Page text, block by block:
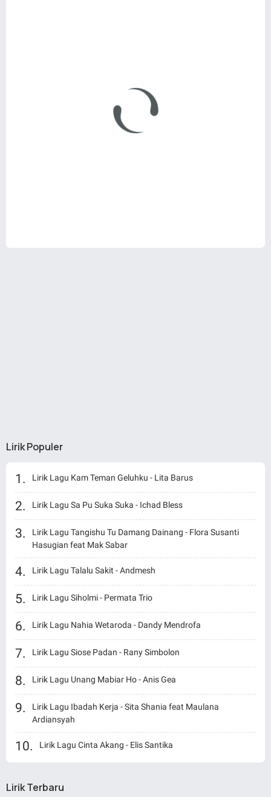
Lirik Populer
Lirik Lagu Kam Teman Geluhku - Lita Barus
Lirik Lagu Sa Pu Suka Suka - Ichad Bless
Lirik Lagu Tangishu Tu Damang Dainang - Flora Susanti
Hasugian feat Mak Sabar
Lirik Lagu Talalu Sakit - Andmesh
Lirik Lagu Siholmi - Permata Trio
Lirik Lagu Nahia Wetaroda - Dandy Mendrofa
Lirik Lagu Siose Padan - Rany Simbolon
Lirik Lagu Unang Mabiar Ho - Anis Gea
Lirik Lagu Ibadah Kerja - Sita Shania feat Maulana
Ardiansyah
Lirik Lagu Cinta Akang - Elis Santika
Lirik Terbaru